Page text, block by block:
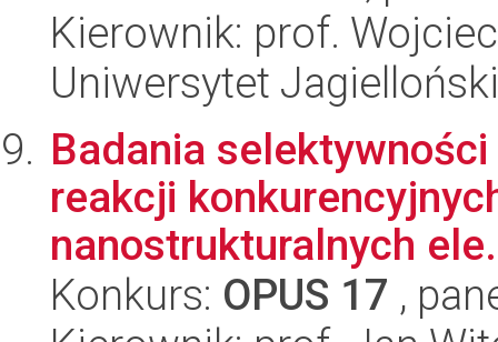
Kierownik: prof.
Uniwersytet Jagielloński
Badania
reakcji
nanostrukturalnych
Konkurs: OPUS 17 ,